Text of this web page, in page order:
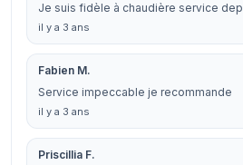
Je suis fidèle à chaudière service
il y a 3 ans
Fabien M.
Service impeccable je recommande
il y a 3 ans
Priscillia F.